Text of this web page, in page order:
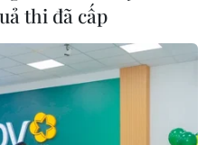
và phát triển, quyết
chỉ tiêu của cả
vụ đó, ông Lê
bộ/Chi bộ, các
tập trung cao, nỗ
từng hạng mục để
thi đã cấp